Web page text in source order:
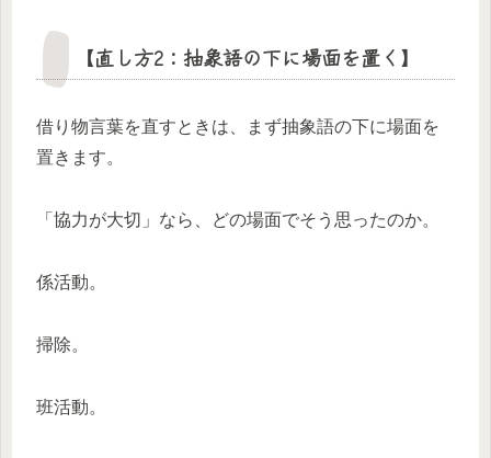
【直し方2：抽象語の下に場面を置く】
借り物言葉を直すときは、まず抽象語の下に場面を
置きます。
「協力が大切」なら、どの場面でそう思ったのか。
係活動。
掃除。
班活動。